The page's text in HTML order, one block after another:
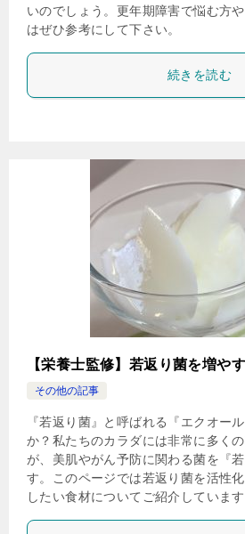
いのでしょう。更年期障害で悩む方
はぜひ参考にして下さい。
続きを読む
【栄養士監修】若返り菌を増や
その他の記事
『若返り菌』と呼ばれる『エクオー
か？私たちのカラダには非常に多く
が、美肌やがん予防に関わる菌を『
す。このページでは若返り菌を活性
したい食材についてご紹介しています